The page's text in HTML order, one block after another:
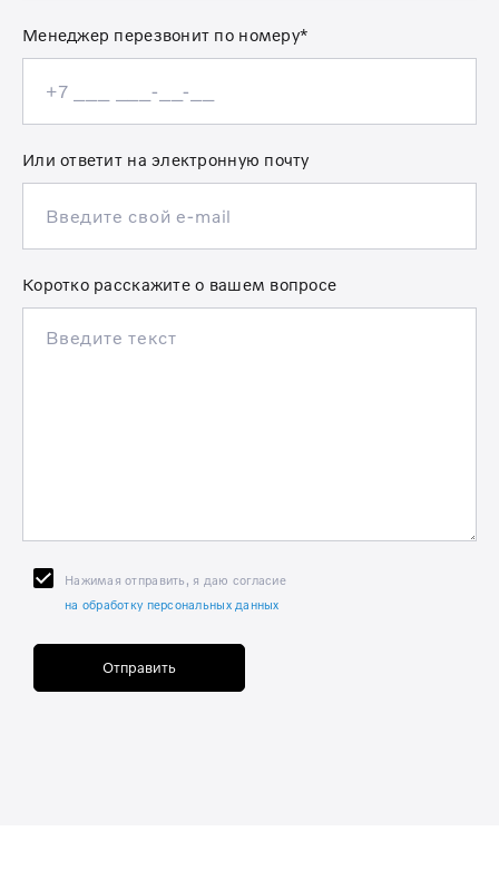
Менеджер перезвонит по номеру*
Или ответит на электронную почту
Коротко расскажите о вашем вопросе
Нажимая отправить, я даю согласие
на обработку персональных данных
Отправить